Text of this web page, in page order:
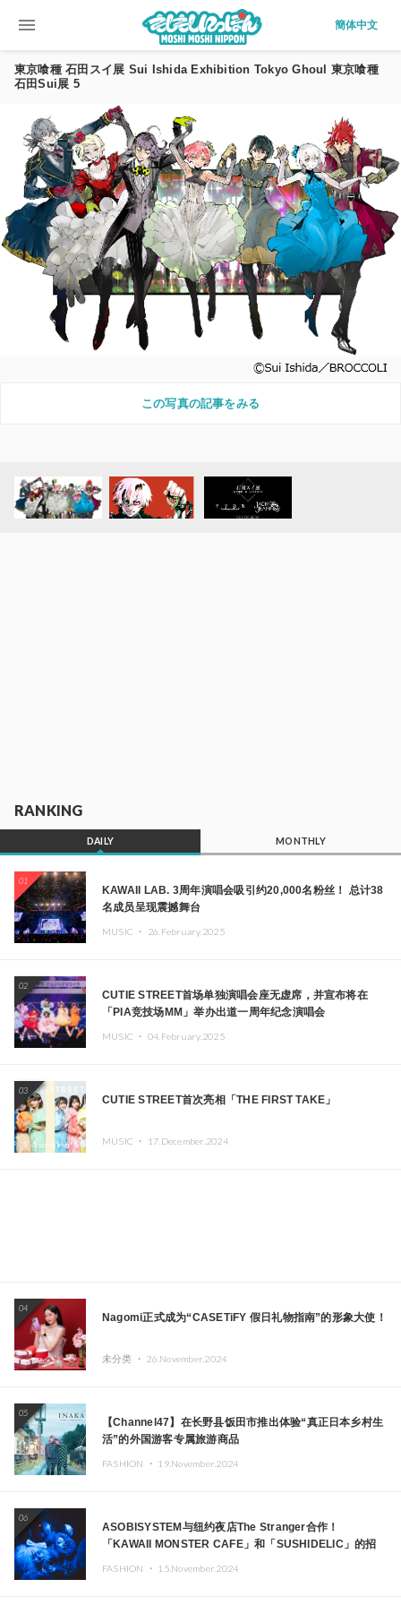
menu 簡体中文
東京喰種 石田スイ展 Sui Ishida Exhibition Tokyo Ghoul 東京喰種
石田Sui展 5
この写真の記事をみる
RANKING
DAILY MONTHLY
01
KAWAII LAB. 3周年演唱会吸引约20,000名粉丝！ 总计38
名成员呈现震撼舞台
MUSIC ・ 26.February.2025
02
CUTIE STREET首场单独演唱会座无虚席，并宣布将在
「PIA竞技场MM」举办出道一周年纪念演唱会
MUSIC ・ 04.February.2025
03
CUTIE STREET首次亮相「THE FIRST TAKE」
MUSIC ・ 17.December.2024
04
Nagomi正式成为“CASETiFY 假日礼物指南”的形象大使！
未分类 ・ 26.November.2024
05
【Channel47】在长野县饭田市推出体验“真正日本乡村生
活”的外国游客专属旅游商品
FASHION ・ 19.November.2024
06
ASOBISYSTEM与纽约夜店The Stranger合作！
「KAWAII MONSTER CAFE」和「SUSHIDELIC」的招
FASHION ・ 15.November.2024